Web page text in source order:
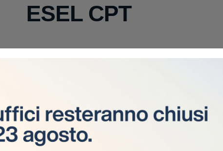
ESEL CPT
Corsi di apprendistato
giovani tra i 18 e i 29 anni.